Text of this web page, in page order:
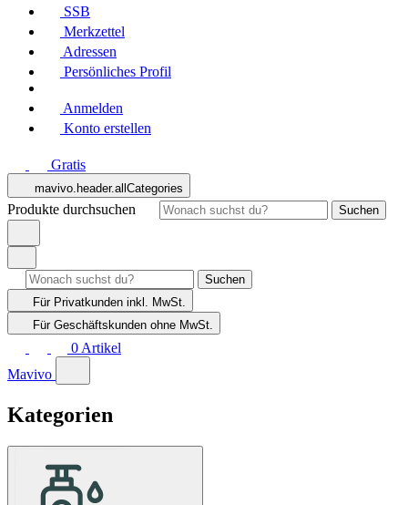
SSB
Merkzettel
Adressen
Persönliches Profil
Anmelden
Konto erstellen
Gratis
mavivo.header.allCategories
Produkte durchsuchen Suchen
Suchen
Für Privatkunden inkl. MwSt.
Für Geschäftskunden ohne MwSt.
0 Artikel
Mavivo
Kategorien